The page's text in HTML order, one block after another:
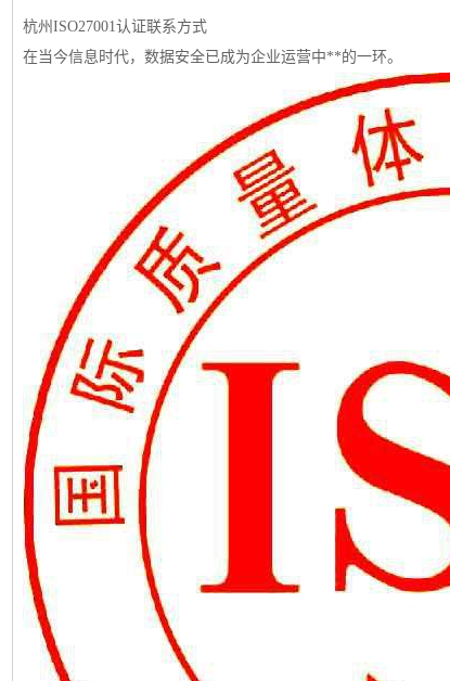
杭州ISO27001认证联系方式
在当今信息时代，数据安全已成为企业运营中**的一环。